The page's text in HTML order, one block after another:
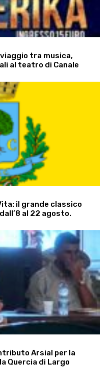
viaggio tra musica,
al teatro di Canale
il grande classico
al 22 agosto.
Arsial per la
Quercia di Largo